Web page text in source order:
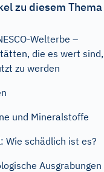
zu diesem Thema
Welterbe –
die es wert sind,
zu werden
und Mineralstoffe
Wie schädlich ist es?
Ausgrabungen